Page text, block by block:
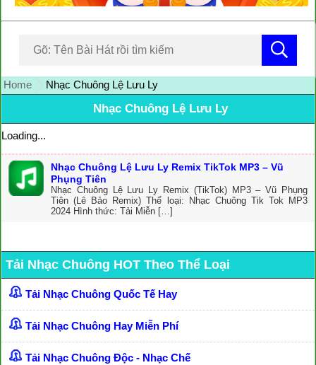
Home Nhạc Chuông Lệ Lưu Ly
Nhạc Chuông Lệ Lưu Ly
Loading...
Nhạc Chuông Lệ Lưu Ly Remix TikTok MP3 – Vũ
Phụng Tiên
Nhạc Chuông Lệ Lưu Ly Remix (TikTok) MP3 – Vũ Phụng
Tiên (Lê Bảo Remix) Thể loại: Nhạc Chuông Tik Tok MP3
2024 Hình thức: Tải Miễn […]
Tải Nhạc Chuông HOT Theo Thể Loại
Tải Nhạc Chuông Quốc Tế Hay
Tải Nhạc Chuông Hay Miễn Phí
Tải Nhạc Chuông Độc - Nhạc Chế